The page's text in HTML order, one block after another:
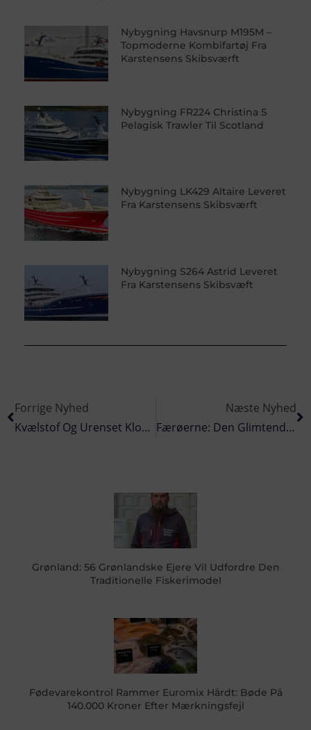
Nybygning Havsnurp M195M –
Topmoderne Kombifartøj Fra
Karstensens Skibsværft
Nybygning FR224 Christina S
Pelagisk Trawler Til Scotland
Nybygning LK429 Altaire Leveret
Fra Karstensens Skibsværft
Nybygning S264 Astrid Leveret
Fra Karstensens Skibsvæft
Forrige Nyhed
Kvælstof Og Urenset Kloakvand Kvæler Både Dansk Landbrug Og Fiskeriet
Næste Nyhed
Færøerne: Den Glimtende Og Messingfarvet Stimefisk Landes Netop Nu
Grønland: 56 Grønlandske Ejere Vil Udfordre Den
Traditionelle Fiskerimodel
Fødevarekontrol Rammer Euromix Hårdt: Bøde På
140.000 Kroner Efter Mærkningsfejl